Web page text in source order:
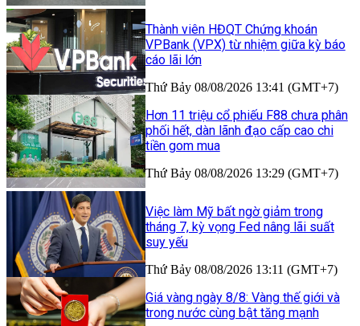
Thành viên HĐQT Chứng khoán
VPBank (VPX) từ nhiệm giữa kỳ báo
cáo lãi lớn
Thứ Bảy 08/08/2026 13:41 (GMT+7)
Hơn 11 triệu cổ phiếu F88 chưa phân
phối hết, dàn lãnh đạo cấp cao chi
tiền gom mua
Thứ Bảy 08/08/2026 13:29 (GMT+7)
Việc làm Mỹ bất ngờ giảm trong
tháng 7, kỳ vọng Fed nâng lãi suất
suy yếu
Thứ Bảy 08/08/2026 13:11 (GMT+7)
Giá vàng ngày 8/8: Vàng thế giới và
trong nước cùng bật tăng mạnh